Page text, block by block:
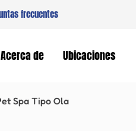
frecuentes
Acerca de Ubicaciones
Spa Tipo Ola